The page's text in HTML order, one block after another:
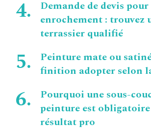
Demande de devis pour
enrochement : trouvez
terrassier qualifié
Peinture mate ou
finition adopter selon
Pourquoi une sous-
peinture est
résultat pro